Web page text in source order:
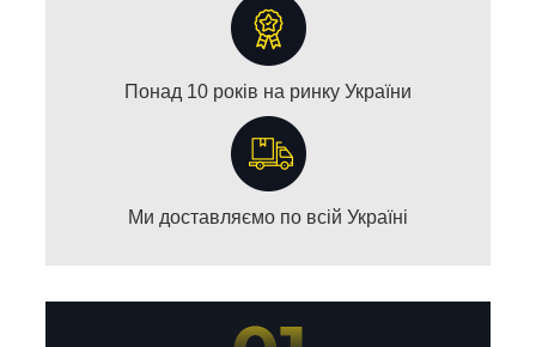
Понад 10 років на ринку України
Ми доставляємо по всій Україні